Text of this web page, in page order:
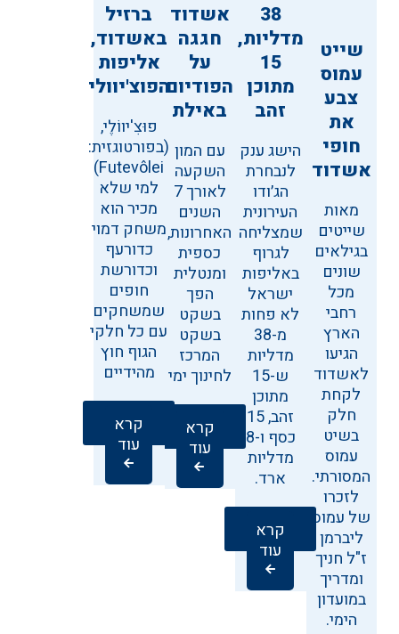
שייט
עמוס
צבע
את
חופי
אשדוד
מאות
שייטים
בגילאים
שונים
מכל
רחבי
הארץ
הגיעו
לאשדוד
לקחת
חלק
בשיט
עמוס
המסורתי.
לזכרו
של עמוס
ליברמן
ז"ל חניך
ומדריך
במועדון
הימי.
38
מדליות,
15
מתוכן
זהב
הישג ענק
לנבחרת
הג׳ודו
העירונית
שמצליחה
לגרוף
באליפות
ישראל
לא פחות
מ-38
מדליות
ש-15
מתוכן
זהב, 15
כסף ו-8
מדליות
ארד.
קרא
עוד
אשדוד
חגגה
על
הפודיום
באילת
עם המון
השקעה
לאורך 7
השנים
האחרונות,
כספית
ומנטלית
הפך
בשקט
בשקט
המרכז
לחינוך ימי
קרא
עוד
ברזיל
באשדוד,
אליפות
הפוצ'יוולי
פוּצִ'יווֹלֶי,
(בפורטוגזית:
Futevôlei)
למי שלא
מכיר הוא
משחק דמוי
כדורעף
וכדורשת
חופים
שמשחקים
עם כל חלקי
הגוף חוץ
מהידיים
קרא
עוד